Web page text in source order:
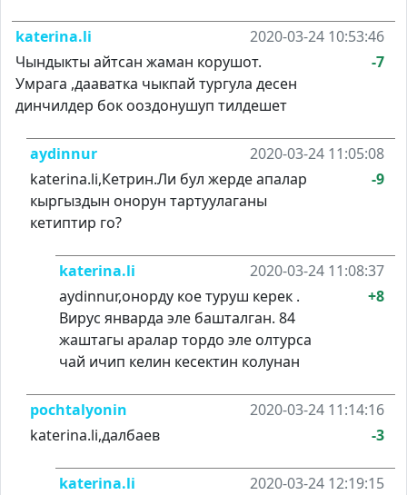
katerina.li
2020-03-24 10:53:46
Чындыкты айтсан жаман корушот.
Умрага ,дааватка чыкпай тургула десен
динчилдер бок ооздонушуп тилдешет
-7
aydinnur
2020-03-24 11:05:08
katerina.li,Кетрин.Ли бул жерде апалар
кыргыздын онорун тартуулаганы
кетиптир го?
-9
katerina.li
2020-03-24 11:08:37
aydinnur,онорду кое туруш керек .
Вирус январда эле башталган. 84
жаштагы аралар тордо эле олтурса
чай ичип келин кесектин колунан
+8
pochtalyonin
2020-03-24 11:14:16
katerina.li,далбаев
-3
katerina.li
2020-03-24 12:19:15